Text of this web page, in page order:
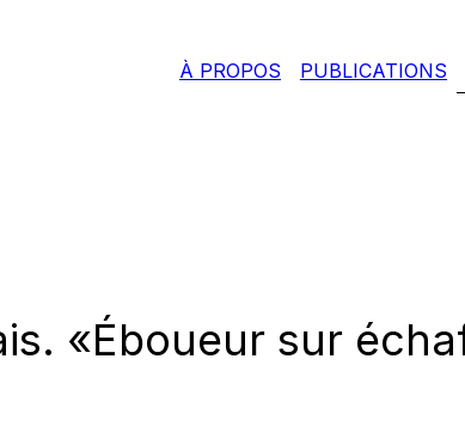
À PROPOS PUBLICATIONS
«Éboueur sur